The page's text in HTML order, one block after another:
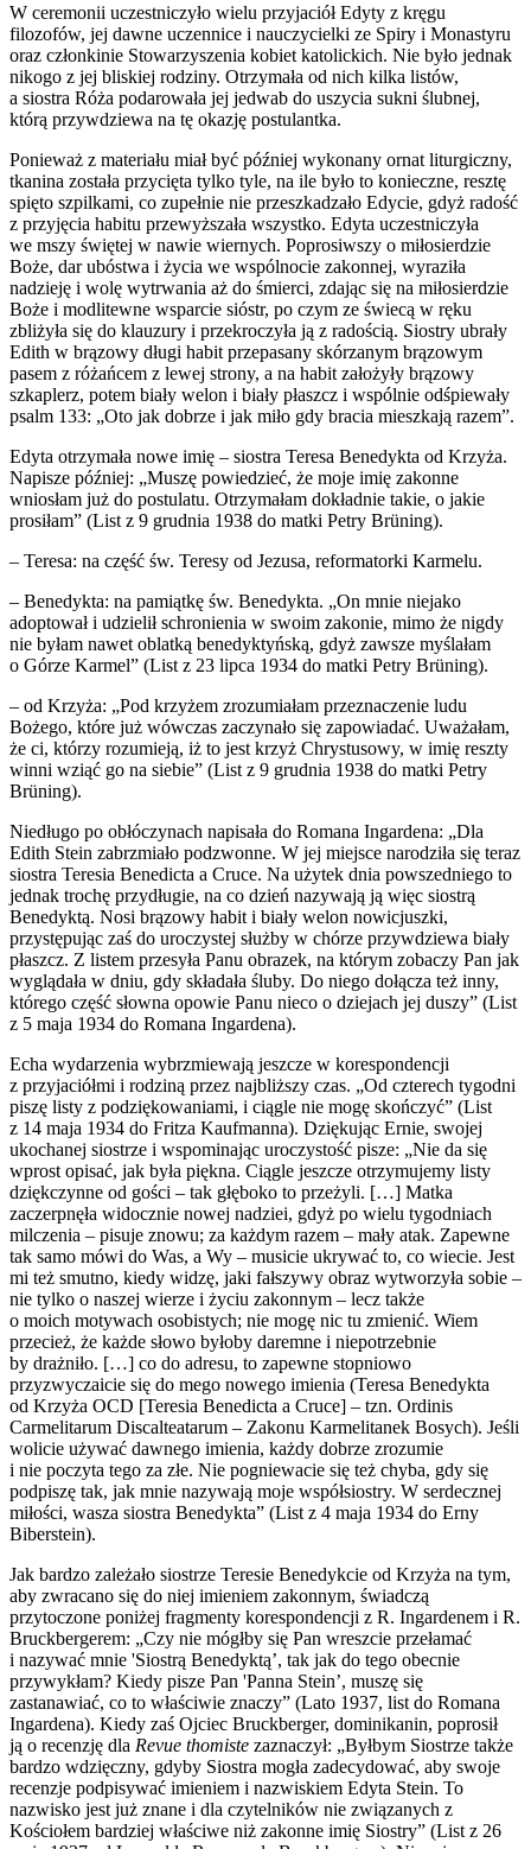
W ceremonii uczestniczyło wielu przyjaciół Edyty z kręgu
filozofów, jej dawne uczennice i nauczycielki ze Spiry i Monastyru
oraz członkinie Stowarzyszenia kobiet katolickich. Nie było jednak
nikogo z jej bliskiej rodziny. Otrzymała od nich kilka listów,
a siostra Róża podarowała jej jedwab do uszycia sukni ślubnej,
którą przywdziewa na tę okazję postulantka.
Ponieważ z materiału miał być później wykonany ornat liturgiczny,
tkanina została przycięta tylko tyle, na ile było to konieczne, resztę
spięto szpilkami, co zupełnie nie przeszkadzało Edycie, gdyż radość
z przyjęcia habitu przewyższała wszystko. Edyta uczestniczyła
we mszy świętej w nawie wiernych. Poprosiwszy o miłosierdzie
Boże, dar ubóstwa i życia we wspólnocie zakonnej, wyraziła
nadzieję i wolę wytrwania aż do śmierci, zdając się na miłosierdzie
Boże i modlitewne wsparcie sióstr, po czym ze świecą w ręku
zbliżyła się do klauzury i przekroczyła ją z radością. Siostry ubrały
Edith w brązowy długi habit przepasany skórzanym brązowym
pasem z różańcem z lewej strony, a na habit założyły brązowy
szkaplerz, potem biały welon i biały płaszcz i wspólnie odśpiewały
psalm 133: „Oto jak dobrze i jak miło gdy bracia mieszkają razem”.
Edyta otrzymała nowe imię – siostra Teresa Benedykta od Krzyża.
Napisze później: „Muszę powiedzieć, że moje imię zakonne
wniosłam już do postulatu. Otrzymałam dokładnie takie, o jakie
prosiłam” (List z 9 grudnia 1938 do matki Petry Brüning).
– Teresa: na część św. Teresy od Jezusa, reformatorki Karmelu.
– Benedykta: na pamiątkę św. Benedykta. „On mnie niejako
adoptował i udzielił schronienia w swoim zakonie, mimo że nigdy
nie byłam nawet oblatką benedyktyńską, gdyż zawsze myślałam
o Górze Karmel” (List z 23 lipca 1934 do matki Petry Brüning).
– od Krzyża: „Pod krzyżem zrozumiałam przeznaczenie ludu
Bożego, które już wówczas zaczynało się zapowiadać. Uważałam,
że ci, którzy rozumieją, iż to jest krzyż Chrystusowy, w imię reszty
winni wziąć go na siebie” (List z 9 grudnia 1938 do matki Petry
Brüning).
Niedługo po obłóczynach napisała do Romana Ingardena: „Dla
Edith Stein zabrzmiało podzwonne. W jej miejsce narodziła się teraz
siostra Teresia Benedicta a Cruce. Na użytek dnia powszedniego to
jednak trochę przydługie, na co dzień nazywają ją więc siostrą
Benedyktą. Nosi brązowy habit i biały welon nowicjuszki,
przystępując zaś do uroczystej służby w chórze przywdziewa biały
płaszcz. Z listem przesyła Panu obrazek, na którym zobaczy Pan jak
wyglądała w dniu, gdy składała śluby. Do niego dołącza też inny,
którego część słowna opowie Panu nieco o dziejach jej duszy” (List
z 5 maja 1934 do Romana Ingardena).
Echa wydarzenia wybrzmiewają jeszcze w korespondencji
z przyjaciółmi i rodziną przez najbliższy czas. „Od czterech tygodni
piszę listy z podziękowaniami, i ciągle nie mogę skończyć” (List
z 14 maja 1934 do Fritza Kaufmanna). Dziękując Ernie, swojej
ukochanej siostrze i wspominając uroczystość pisze: „Nie da się
wprost opisać, jak była piękna. Ciągle jeszcze otrzymujemy listy
dziękczynne od gości – tak głęboko to przeżyli. […] Matka
zaczerpnęła widocznie nowej nadziei, gdyż po wielu tygodniach
milczenia – pisuje znowu; za każdym razem – mały atak. Zapewne
tak samo mówi do Was, a Wy – musicie ukrywać to, co wiecie. Jest
mi też smutno, kiedy widzę, jaki fałszywy obraz wytworzyła sobie –
nie tylko o naszej wierze i życiu zakonnym – lecz także
o moich motywach osobistych; nie mogę nic tu zmienić. Wiem
przecież, że każde słowo byłoby daremne i niepotrzebnie
by drażniło. […] co do adresu, to zapewne stopniowo
przyzwyczaicie się do mego nowego imienia (Teresa Benedykta
od Krzyża OCD [Teresia Benedicta a Cruce] – tzn. Ordinis
Carmelitarum Discalteatarum – Zakonu Karmelitanek Bosych). Jeśli
wolicie używać dawnego imienia, każdy dobrze zrozumie
i nie poczyta tego za złe. Nie pogniewacie się też chyba, gdy się
podpiszę tak, jak mnie nazywają moje współsiostry. W serdecznej
miłości, wasza siostra Benedykta” (List z 4 maja 1934 do Erny
Biberstein).
Jak bardzo zależało siostrze Teresie Benedykcie od Krzyża na tym,
aby zwracano się do niej imieniem zakonnym, świadczą
przytoczone poniżej fragmenty korespondencji z R. Ingardenem i R.
Bruckbergerem: „Czy nie mógłby się Pan wreszcie przełamać
i nazywać mnie 'Siostrą Benedyktą’, tak jak do tego obecnie
przywykłam? Kiedy pisze Pan 'Panna Stein’, muszę się
zastanawiać, co to właściwie znaczy” (Lato 1937, list do Romana
Ingardena). Kiedy zaś Ojciec Bruckberger, dominikanin, poprosił
ją o recenzję dla Revue thomiste zaznaczył: „Byłbym Siostrze także
bardzo wdzięczny, gdyby Siostra mogła zadecydować, aby swoje
recenzje podpisywać imieniem i nazwiskiem Edyta Stein. To
nazwisko jest już znane i dla czytelników nie związanych z
Kościołem bardziej właściwe niż zakonne imię Siostry” (List z 26